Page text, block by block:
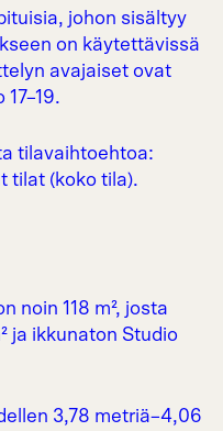
johon sisältyy
on käytettävissä
avajaiset ovat
tilavaihtoehtoa:
tilat (koko tila).
noin 118 m², josta
ja ikkunaton Studio
3,78 metriä–4,06